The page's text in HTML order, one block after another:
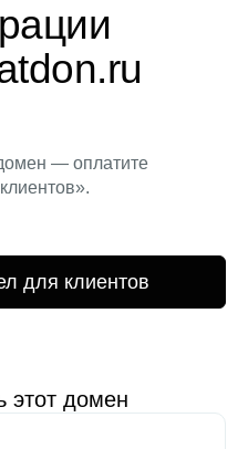
— оплатите
для клиентов
этот домен